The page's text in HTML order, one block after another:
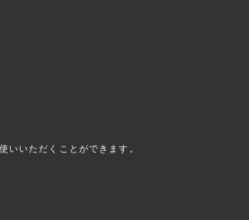
いいただくことができます。